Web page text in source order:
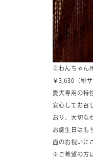
②わんちゃん
￥3,630（税サ
愛犬専用の特
安心してお召
おり、大切な
お誕生日はも
面のお祝いに
※ご希望の方